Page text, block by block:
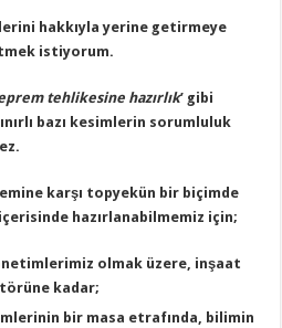
hakkıyla yerine getirmeye
istiyorum.
tehlikesine hazırlık’ gibi
bazı kesimlerin sorumluluk
karşı topyekün bir biçimde
hazırlanabilmemiz için;
olmak üzere, inşaat
kadar;
bir masa etrafında, bilimin